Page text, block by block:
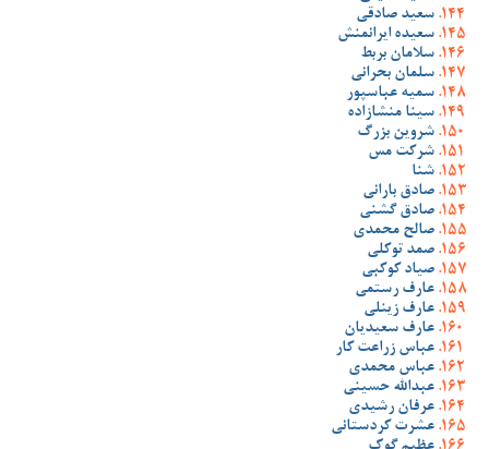
سعید صادقی
سعیده ایرانمنش
سلامان بربط
سلمان بحرانی
سمیه عباسپور
سینا منشازاده
شروین بزرگ
شرکت مس
شنا
صادق بارانی
صادق گشنی
صالح محمدی
صمد توکلی
صیاد کوکبی
عارف رستمی
عارف زینلی
عارف سعیدیان
عباس زراعت کار
عباس محمدی
عبدالله حسینی
عرفان رشیدی
عشرت کردستانی